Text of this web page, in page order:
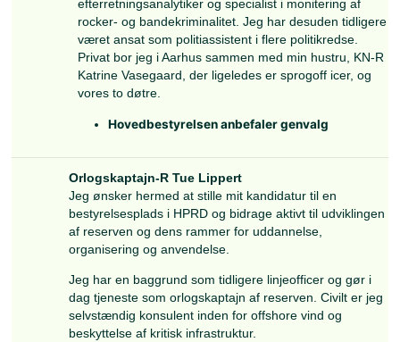
Hovedbestyrelse.
Sprogofficerskorpset står ligesom det øvrige
foran et paradigmeskifte i forhold til opgaver
anvendelse, og det er vigtigt, at
Forsvarets kerneopgaver.
repræsenteret HPRD i PARU ved Forsvarets
Sprogskole og har arbejdet for, at
Sprogofficerskorpset oplever HPRD som
forhold interessevaretagelsen og identiteten
reserveofficer. Det vil jeg meget gerne
Efter en toårig værnepligt som rekrut og
det hedengangne Kongens Artilleriregiment er